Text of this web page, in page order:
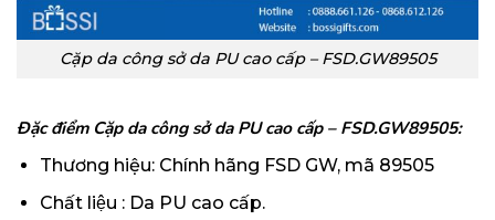
Cặp da công sở da PU cao cấp – FSD.GW89505
Đặc điểm Cặp da công sở da PU cao cấp – FSD.GW89505:
Thương hiệu: Chính hãng FSD GW, mã 89505
Chất liệu : Da PU cao cấp.